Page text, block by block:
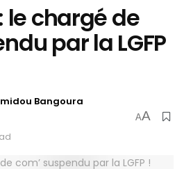
le chargé de
par la LGFP
Bangoura
AA